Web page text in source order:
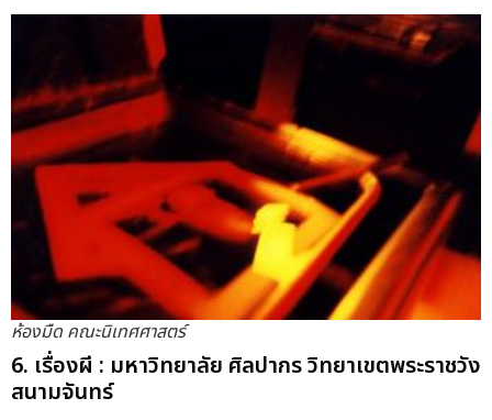
ห้องมืด คณะนิเทศศาสตร์
6. เรื่องผี : มหาวิทยาลัย ศิลปากร วิทยาเขตพระราชวัง
สนามจันทร์